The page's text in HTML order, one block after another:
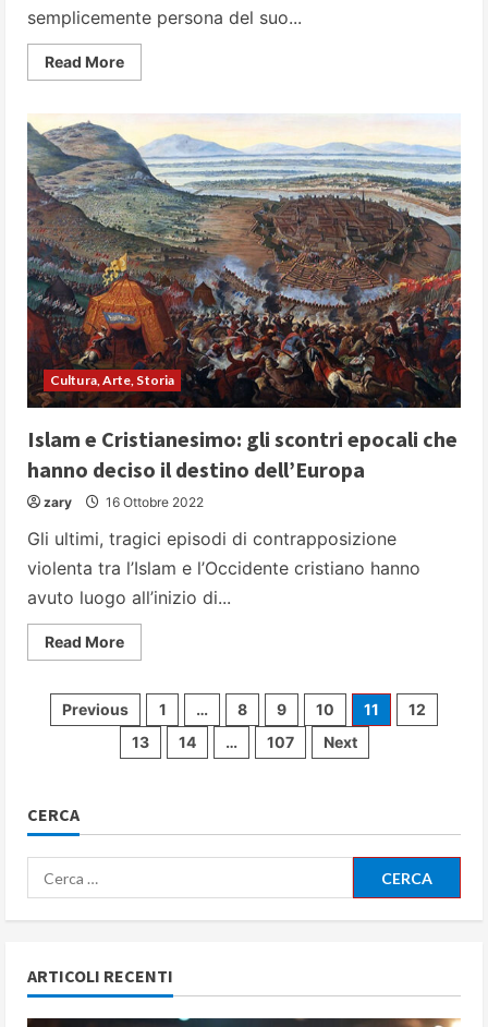
semplicemente persona del suo...
Read MoreRead
more
e
virtù
della
regina
più
famosa
dell’antichità
Cultura, Arte, Storia
Islam e Cristianesimo: gli scontri epocali che
hanno deciso il destino dell’Europa
zary 16 Ottobre 2022
Gli ultimi, tragici episodi di contrapposizione
violenta tra l’Islam e l’Occidente cristiano hanno
avuto luogo all’inizio di...
Read MoreRead
more
Cristianesimo:
gli
scontri
epocali
destino
dell’Europa
Paginazione
articoli
Previous 1 … 8 9 10 11
12
13
14 … 107 Next
CERCA
Ricerca
per:
ARTICOLI RECENTI